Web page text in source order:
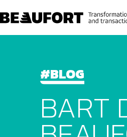
#BLOG
BART